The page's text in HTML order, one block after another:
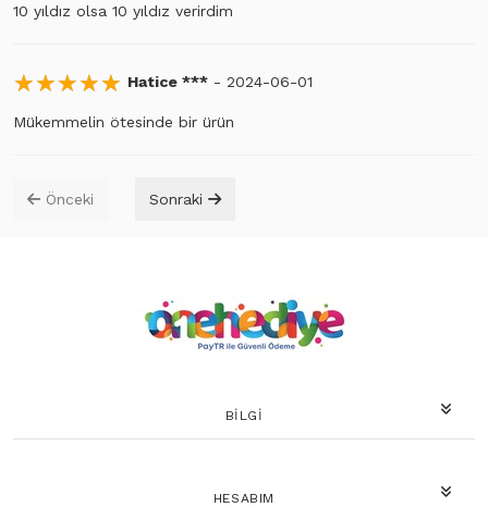
10 yıldız olsa 10 yıldız verirdim
☆☆☆☆☆
★★★★★ Hatice *** - 2024-06-01
Mükemmelin ötesinde bir ürün
Önceki Sonraki
BILGI
HESABIM